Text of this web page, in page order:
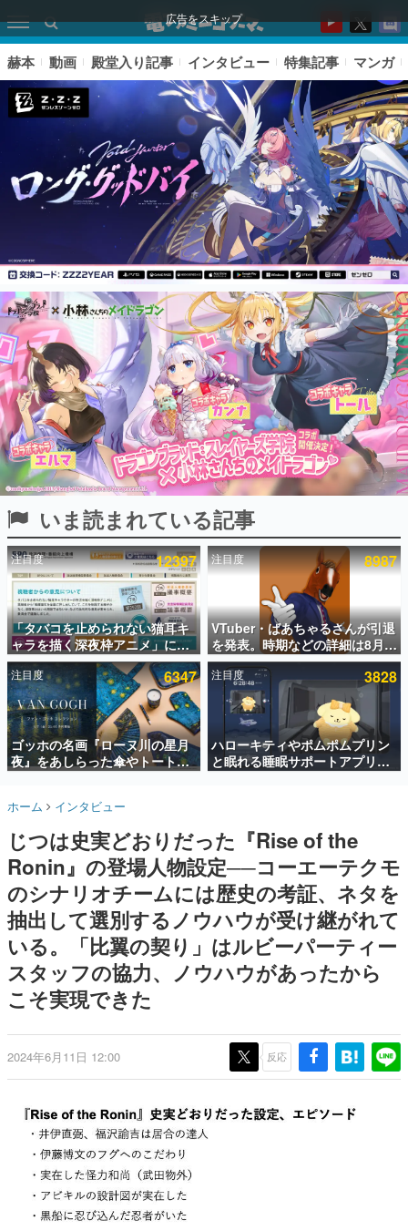
広告をスキップ
ピックアップ
電ファミのいま読まれている記事ランキング
アプリセール情報
インタビュー
連載・特集一覧
殿堂入り記事
SNS拡散数が数千以上！ ページビュー数万以上！ などな
ど。多くの人々に読まれた、電ファミ渾身の“殿堂入り”記
事をまとめました。
ゲームの企画書
名作ゲームクリエイターの方々に製作時のエピソードをお
聞きし、ヒットする企画（ゲーム）とは何か？を探ってい
きます。
赫本
この物語を解いてはいけない。『赫本』は、〈試験問題〉
の形をした短編ホラー小説集です。
新世代に訊く
これからのデジタルゲーム市場を担う若きクリエイター達
の姿を追い、彼らのルーツと情熱を探っていきます。
ゲーム世代の作家たち
ゲームに多大な影響を受けた作家さんに取材し、ゲームが
日本のコンテンツ産業やカルチャーに与えた影響を探る企
画です。
日本モバイルゲーム産業史
日本のモバイルゲーム史における主要なトピック・タイト
ルを網羅するほか、開発者へのインタビューや識者による
解説を掲載。約20年の歴史が一望できる決定版！
若ゲのいたり〜ゲームクリエイターの青春〜
『うつヌケ』『ペンと箸』等で知られるマンガ家・田中圭
一先生によるゲーム業界レポートマンガです。
ゲーム開発者・hamatsu氏がゲームの魅力を画面や操作の
具体的な形から解き明かしていく、硬派で骨太な評論連載
です。
「経験値」「裏技」「ラスボス」… ゲームにまつわる言葉
の起源や用法の変遷を、コンピューター文化史研究家・タ
イニーP氏が徹底調査。
カテゴリ
特集記事
赫本 動画 殿堂入り記事 インタビュー 特集記事 マンガ
いま読まれている記事
注目度 12397
「タバコを止められない猫耳キ
ャラを描く深夜枠アニメ」に視
聴者の一部から批判意見。違法
薬物の使用と思しき描写も含め
て、BPOが議論を交わす
注目度 8987
VTuber・ばあちゃるさんが引退
を発表。時期などの詳細は8月9
日15時からの配信で説明
注目度 6347
ゴッホの名画『ローヌ川の星月
夜』をあしらった傘やトートバ
ッグなどが登場。8月7日21時よ
注目度 3828
ハローキティやポムポムプリン
と眠れる睡眠サポートアプリ
『ゆめたび』が配信中。キャラ
ホーム インタビュー
じつは史実どおりだった『Rise of the
Ronin』の登場人物設定──コーエーテクモ
のシナリオチームには歴史の考証、ネタを
抽出して選別するノウハウが受け継がれて
いる。「比翼の契り」はルビーパーティー
スタッフの協力、ノウハウがあったから
こそ実現できた
2024年6月11日 12:00 反応